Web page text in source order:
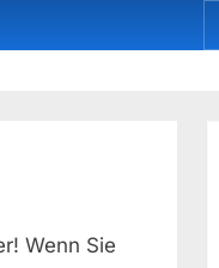
Wenn Sie